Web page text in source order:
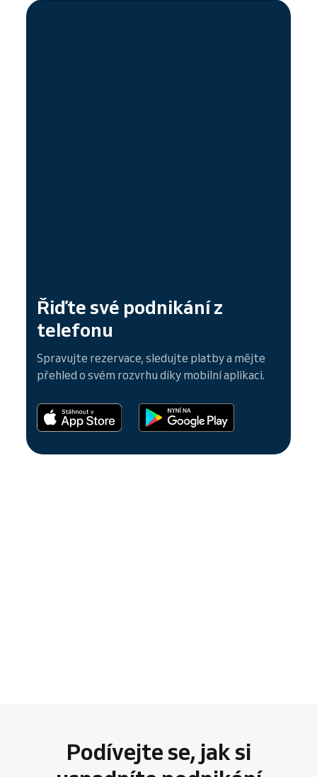
Řiďte své podnikání z
telefonu
Spravujte rezervace, sledujte platby a mějte
přehled o svém rozvrhu díky mobilní aplikaci.
Podívejte se, jak si